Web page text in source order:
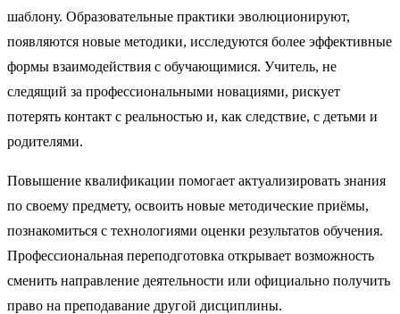
шаблону. Образовательные практики эволюционируют,
появляются новые методики, исследуются более эффективные
формы взаимодействия с обучающимися. Учитель, не
следящий за профессиональными новациями, рискует
потерять контакт с реальностью и, как следствие, с детьми и
родителями.
Повышение квалификации помогает актуализировать знания
по своему предмету, освоить новые методические приёмы,
познакомиться с технологиями оценки результатов обучения.
Профессиональная переподготовка открывает возможность
сменить направление деятельности или официально получить
право на преподавание другой дисциплины.